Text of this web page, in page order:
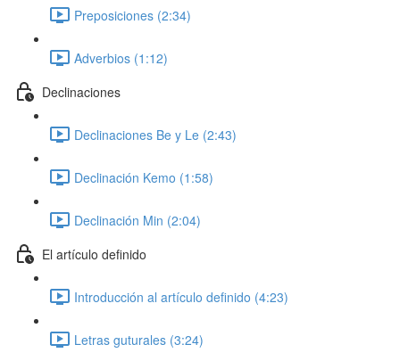
Preposiciones (2:34)
Adverbios (1:12)
Declinaciones
Declinaciones Be y Le (2:43)
Declinación Kemo (1:58)
Declinación Min (2:04)
El artículo definido
Introducción al artículo definido (4:23)
Letras guturales (3:24)